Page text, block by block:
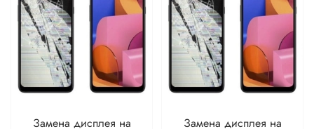
Замена дисплея на
Замена дисплея на